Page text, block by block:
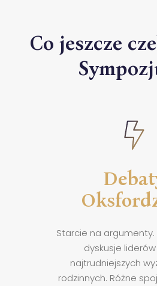
Co jeszcze
Starcie na
dyskusje liderów
najtrudniejszych
rodzinnych. Różne